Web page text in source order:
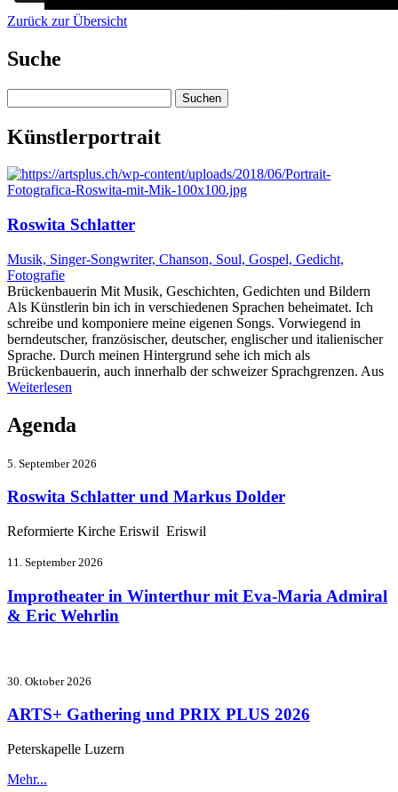
Zurück zur Übersicht
Suche
nach:
Künstlerportrait
Roswita Schlatter
Musik, Singer-Songwriter, Chanson, Soul, Gospel, Gedicht,
Fotografie
Brückenbauerin Mit Musik, Geschichten, Gedichten und Bildern
Als Künstlerin bin ich in verschiedenen Sprachen beheimatet. Ich
schreibe und komponiere meine eigenen Songs. Vorwiegend in
berndeutscher, französischer, deutscher, englischer und italienischer
Sprache. Durch meinen Hintergrund sehe ich mich als
Brückenbauerin, auch innerhalb der schweizer Sprachgrenzen. Aus
Weiterlesen
Agenda
5. September 2026
Roswita Schlatter und Markus Dolder
Reformierte Kirche Eriswil Eriswil
11. September 2026
Improtheater in Winterthur mit Eva-Maria Admiral
& Eric Wehrlin
30. Oktober 2026
ARTS+ Gathering und PRIX PLUS 2026
Peterskapelle Luzern
Mehr...